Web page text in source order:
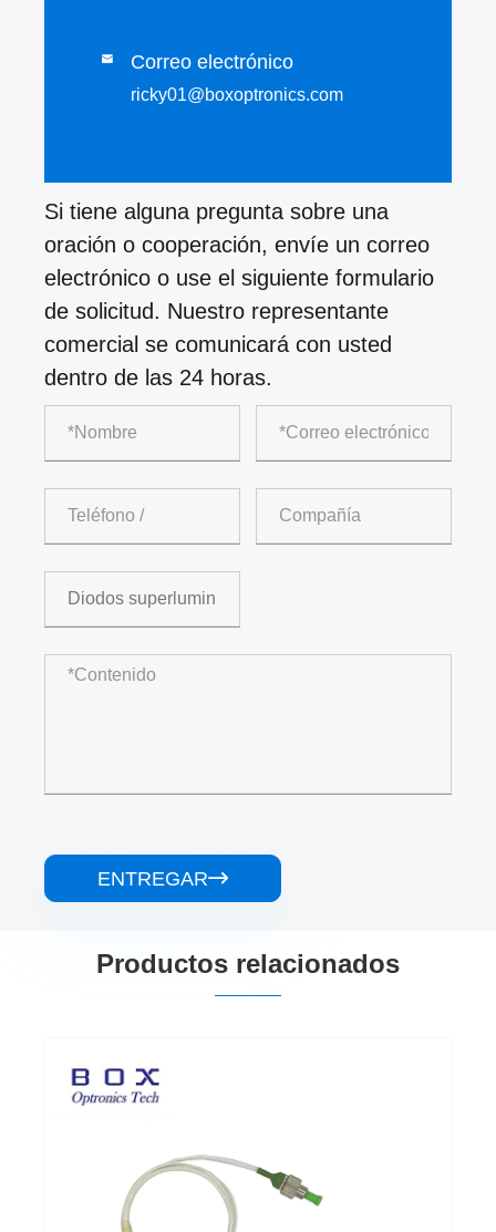
 Correo electrónico
ricky01@boxoptronics.com
Si tiene alguna pregunta sobre una
oración o cooperación, envíe un correo
electrónico o use el siguiente formulario
de solicitud. Nuestro representante
comercial se comunicará con usted
dentro de las 24 horas.
ENTREGAR
Productos relacionados